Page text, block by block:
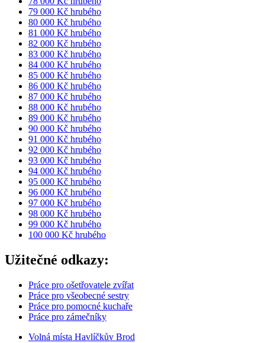
79 000 Kč hrubého
80 000 Kč hrubého
81 000 Kč hrubého
82 000 Kč hrubého
83 000 Kč hrubého
84 000 Kč hrubého
85 000 Kč hrubého
86 000 Kč hrubého
87 000 Kč hrubého
88 000 Kč hrubého
89 000 Kč hrubého
90 000 Kč hrubého
91 000 Kč hrubého
92 000 Kč hrubého
93 000 Kč hrubého
94 000 Kč hrubého
95 000 Kč hrubého
96 000 Kč hrubého
97 000 Kč hrubého
98 000 Kč hrubého
99 000 Kč hrubého
100 000 Kč hrubého
Užitečné odkazy:
Práce pro ošetřovatele zvířat
Práce pro všeobecné sestry
Práce pro pomocné kuchaře
Práce pro zámečníky
Volná místa Havlíčkův Brod